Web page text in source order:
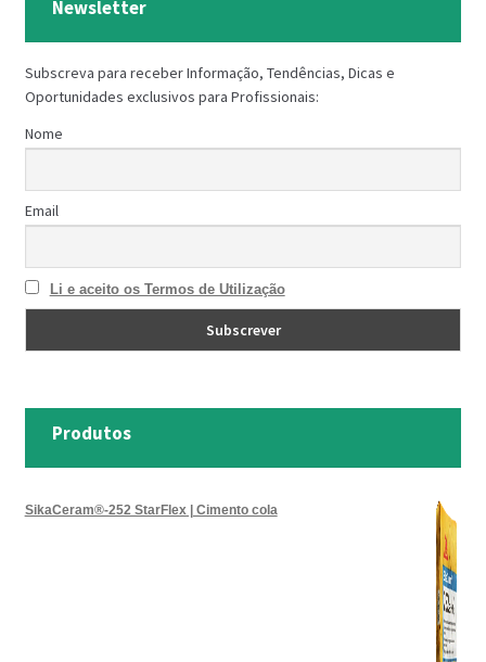
Newsletter
Subscreva para receber Informação, Tendências, Dicas e
Oportunidades exclusivos para Profissionais:
Nome
Email
Li e aceito os Termos de Utilização
Produtos
SikaCeram®-252 StarFlex | Cimento cola